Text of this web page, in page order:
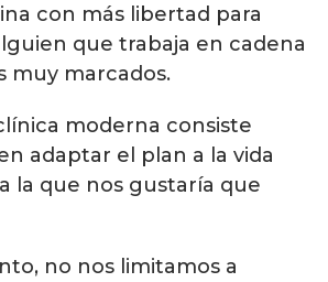
con más libertad para
que trabaja en cadena
muy marcados.
moderna consiste
adaptar el plan a la vida
la que nos gustaría que
no nos limitamos a